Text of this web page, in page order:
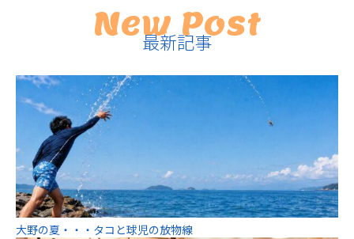
New Post
最新記事
大野の夏・・・タコと球児の放物線